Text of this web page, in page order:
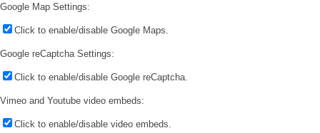
Google Map Settings:
Click to enable/disable Google Maps.
Google reCaptcha Settings:
Click to enable/disable Google reCaptcha.
Vimeo and Youtube video embeds:
Click to enable/disable video embeds.